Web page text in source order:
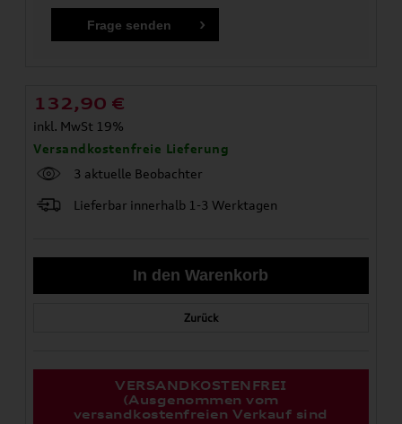
132,90 €
inkl. MwSt 19%
Versandkostenfreie Lieferung
3 aktuelle Beobachter
Lieferbar innerhalb 1-3 Werktagen
Zurück
VERSANDKOSTENFREI
(Ausgenommen vom
versandkostenfreien Verkauf sind